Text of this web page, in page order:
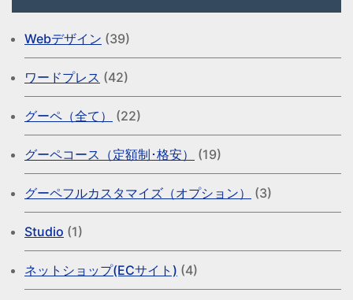
Webデザイン (39)
ワードプレス (42)
グーペ（全て） (22)
グーペコース（定額制･格安） (19)
グーペフルカスタマイズ（オプション） (3)
Studio (1)
ネットショップ(ECサイト) (4)